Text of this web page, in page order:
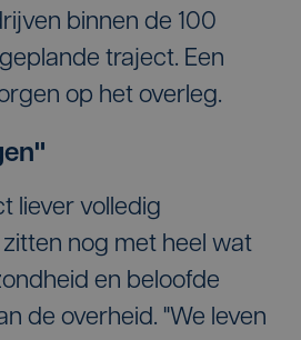
binnen de 100
traject. Een
op het overleg.
liever volledig
nog met heel wat
en beloofde
de overheid. "We leven